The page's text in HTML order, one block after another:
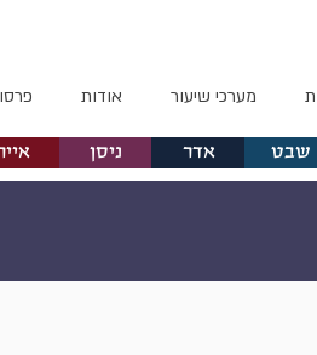
מערכי שיעור אודות
ניסן אדר שבט